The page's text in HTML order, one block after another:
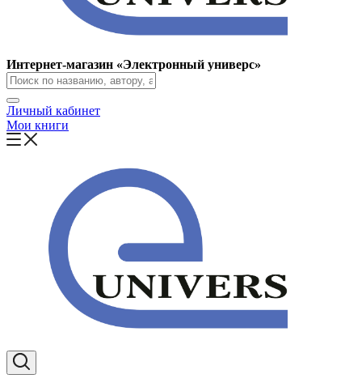
Интернет-магазин «Электронный универс»
Личный кабинет
Мои книги